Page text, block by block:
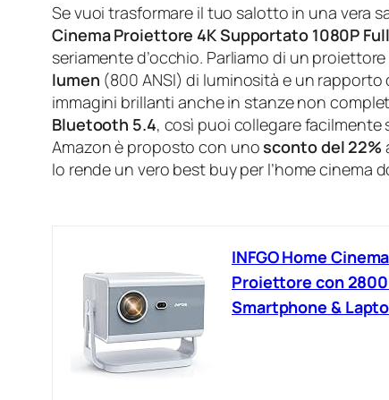
Se vuoi trasformare il tuo salotto in una vera
Cinema Proiettore 4K Supportato 1080P
seriamente d’occhio. Parliamo di un proiettore
lumen (800 ANSI) di luminosità e un
immagini brillanti anche in stanze non
Bluetooth 5.4, così puoi collegare facilmente
Amazon è proposto con unosconto del 22%
lo rende un vero best buy per l’home cinema
INFGO Home
Proiettore con
Smartphone &